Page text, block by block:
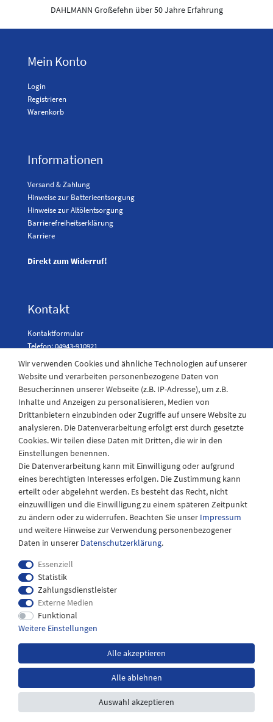
DAHLMANN Großefehn über 50 Jahre Erfahrung
Mein Konto
Login
Registrieren
Warenkorb
Informationen
Versand & Zahlung
Hinweise zur Batterieentsorgung
Hinweise zur Altölentsorgung
Barrierefreiheitserklärung
Karriere
Direkt zum Widerruf!
Kontakt
Kontaktformular
Telefon: 04943-910921
Laden Öffnungszeiten
Montag - Freitag
08:30 - 12:30 und 13.00 - 17.30 Uhr
Samstags
08:30 bis 12:30 Uhr
Impressum
Widerrufs­recht
Versandkosten
Wir verwenden Cookies und ähnliche Technologien auf unserer
Website und verarbeiten personenbezogene Daten von
Besucher:innen unserer Webseite (z.B. IP-Adresse), um z.B.
Inhalte und Anzeigen zu personalisieren, Medien von
Drittanbietern einzubinden oder Zugriffe auf unsere Website zu
analysieren. Die Datenverarbeitung erfolgt erst durch gesetzte
Cookies. Wir teilen diese Daten mit Dritten, die wir in den
Einstellungen benennen.
Die Datenverarbeitung kann mit Einwilligung oder aufgrund
eines berechtigten Interesses erfolgen. Die Zustimmung kann
erteilt oder abgelehnt werden. Es besteht das Recht, nicht
einzuwilligen und die Einwilligung zu einem späteren Zeitpunkt
zu ändern oder zu widerrufen. Beachten Sie unser Impressum
und weitere Hinweise zur Verwendung personenbezogener
Daten in unserer Daten­schutz­erklärung.
Essenziell
Statistik
Zahlungsdienstleister
Externe Medien
Funktional
Weitere Einstellungen
Alle akzeptieren
Alle ablehnen
Auswahl akzeptieren